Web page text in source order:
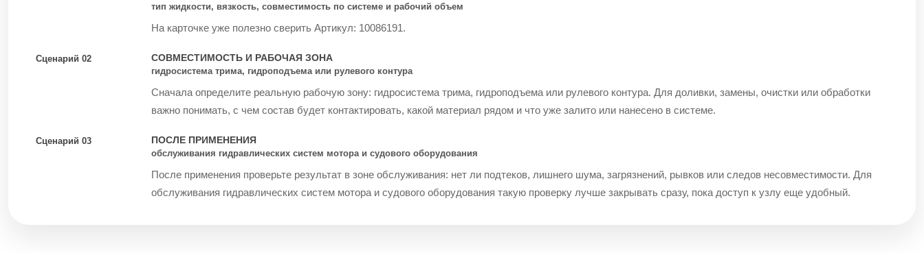
тип жидкости, вязкость, совместимость по системе и рабочий объем
На карточке уже полезно сверить Артикул: 10086191.
Сценарий 02 СОВМЕСТИМОСТЬ И РАБОЧАЯ ЗОНА
гидросистема трима, гидроподъема или рулевого контура
Сначала определите реальную рабочую зону: гидросистема трима, гидроподъема или рулевого контура. Для доливки, замены, очистки или обработки
важно понимать, с чем состав будет контактировать, какой материал рядом и что уже залито или нанесено в системе.
Сценарий 03 ПОСЛЕ ПРИМЕНЕНИЯ
обслуживания гидравлических систем мотора и судового оборудования
После применения проверьте результат в зоне обслуживания: нет ли подтеков, лишнего шума, загрязнений, рывков или следов несовместимости. Для
обслуживания гидравлических систем мотора и судового оборудования такую проверку лучше закрывать сразу, пока доступ к узлу еще удобный.